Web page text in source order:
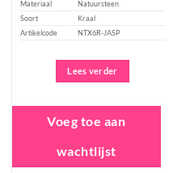
Materiaal
Natuursteen
Soort
Kraal
Artikelcode
NTX6R-JASP
Lees verder
Voeg toe aan
wachtlijst